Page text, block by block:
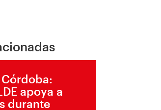
apoya a
durante